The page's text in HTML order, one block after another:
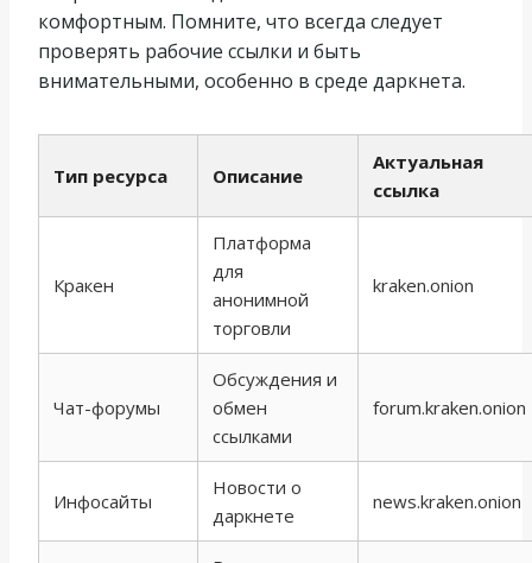
комфортным. Помните, что всегда следует
проверять рабочие ссылки и быть
внимательными, особенно в среде даркнета.
Тип ресурса Описание
Актуальная
ссылка
Кракен
Платформа
для
анонимной
торговли
kraken.onion
Чат-форумы
Обсуждения и
обмен
ссылками
forum.kraken.onion
Инфосайты
Новости о
даркнете
news.kraken.onion